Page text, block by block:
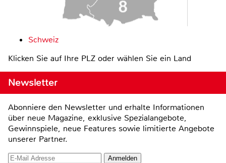
Schweiz
Klicken Sie auf Ihre PLZ oder wählen Sie ein Land
Newsletter
Abonniere den Newsletter und erhalte Informationen
über neue Magazine, exklusive Spezialangebote,
Gewinnspiele, neue Features sowie limitierte Angebote
unserer Partner.